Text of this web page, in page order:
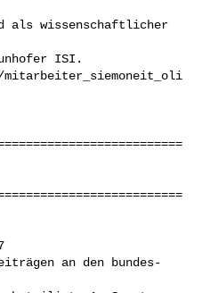
als wissenschaftlicher
ISI.
an den bundes-